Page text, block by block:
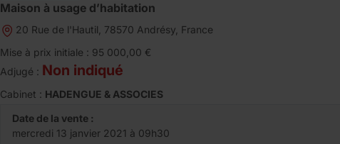
Maison à usage d’habitation
20 Rue de l'Hautil, 78570 Andrésy, France
Mise à prix initiale : 95 000,00 €
Adjugé : Non indiqué
Cabinet : HADENGUE & ASSOCIES
Date de la vente :
mercredi 13 janvier 2021 à 09h30